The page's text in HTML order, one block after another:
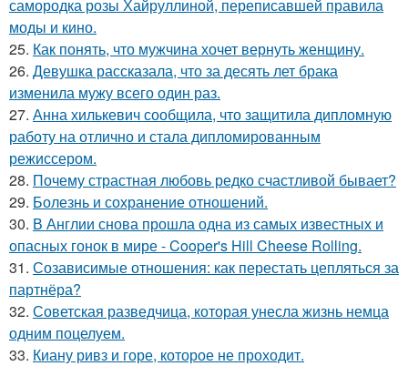
самородка розы Хайруллиной, переписавшей правила
моды и кино.
25. Как понять, что мужчина хочет вернуть женщину.
26. Девушка рассказала, что за десять лет брака
изменила мужу всего один раз.
27. Анна хилькевич сообщила, что защитила дипломную
работу на отлично и стала дипломированным
режиссером.
28. Почему страстная любовь редко счастливой бывает?
29. Болезнь и сохранение отношений.
30. В Англии снова прошла одна из самых известных и
опасных гонок в мире - Cooper's Hill Cheese Rolling.
31. Созависимые отношения: как перестать цепляться за
партнёра?
32. Советская разведчица, которая унесла жизнь немца
одним поцелуем.
33. Киану ривз и горе, которое не проходит.